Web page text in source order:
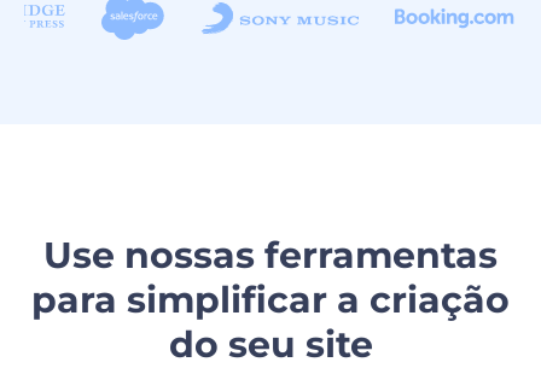
Use nossas ferramentas
para simplificar a criação
do seu site